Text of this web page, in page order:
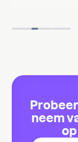
neem